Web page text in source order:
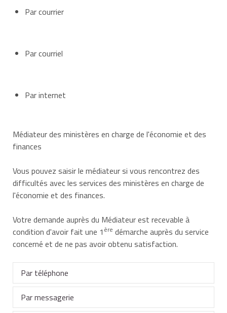
Par courrier
Par courriel
Par internet
Médiateur des ministères en charge de l'économie et des
finances
Vous pouvez saisir le médiateur si vous rencontrez des
difficultés avec les services des ministères en charge de
l'économie et des finances.
Votre demande auprès du Médiateur est recevable à
condition d'avoir fait une 1 ère démarche auprès du service
concerné et de ne pas avoir obtenu satisfaction.
Par téléphone
02 31 45 72 23
Par messagerie